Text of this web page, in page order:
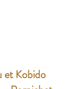
et Kobido